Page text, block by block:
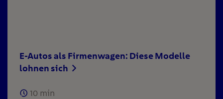
E-Autos als Firmenwagen: Diese Modelle
lohnen sich
10 min